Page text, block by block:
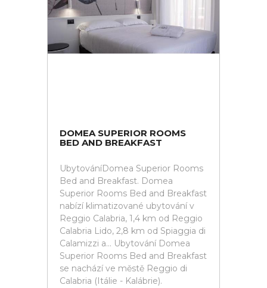
DOMEA SUPERIOR ROOMS
BED AND BREAKFAST
UbytováníDomea Superior Rooms
Bed and Breakfast. Domea
Superior Rooms Bed and Breakfast
nabízí klimatizované ubytování v
Reggio Calabria, 1,4 km od Reggio
Calabria Lido, 2,8 km od Spiaggia di
Calamizzi a... Ubytování Domea
Superior Rooms Bed and Breakfast
se nachází ve městě Reggio di
Calabria (Itálie - Kalábrie).